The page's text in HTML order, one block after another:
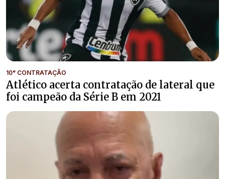
10° CONTRATAÇÃO
Atlético acerta contratação de lateral que
foi campeão da Série B em 2021